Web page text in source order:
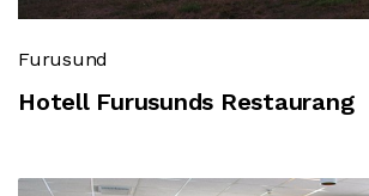
Furusund
Hotell Furusunds Restaurang